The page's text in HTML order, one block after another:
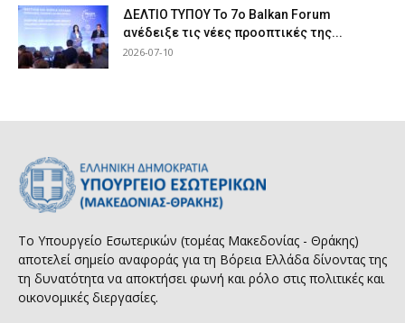
ΔΕΛΤΙΟ ΤΥΠΟΥ Το 7ο Balkan Forum
ανέδειξε τις νέες προοπτικές της...
2026-07-10
Το Υπουργείο Εσωτερικών (τομέας Μακεδονίας - Θράκης)
αποτελεί σημείο αναφοράς για τη Βόρεια Ελλάδα δίνοντας της
τη δυνατότητα να αποκτήσει φωνή και ρόλο στις πολιτικές και
οικονομικές διεργασίες.